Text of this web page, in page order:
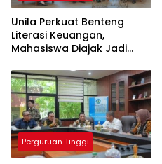
Unila Perkuat Benteng
Literasi Keuangan,
Mahasiswa Diajak Jadi
Perguruan Tinggi